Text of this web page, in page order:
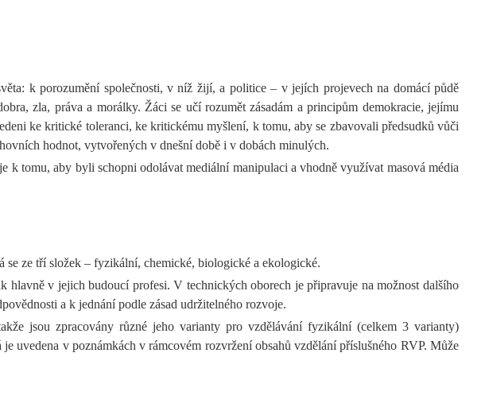
k porozumění společnosti, v níž žijí, a politice – v jejích projevech na domácí půdě
zla, práva a morálky. Žáci se učí rozumět zásadám a principům demokracie, jejímu
ke kritické toleranci, ke kritickému myšlení, k tomu, aby se zbavovali předsudků vůči
hodnot, vytvořených v dnešní době i v dobách minulých.
k tomu, aby byli schopni odolávat mediální manipulaci a vhodně využívat masová média
ze tří složek – fyzikální, chemické, biologické a ekologické.
v jejich budoucí profesi. V technických oborech je připravuje na možnost dalšího
a k jednání podle zásad udržitelného rozvoje.
jsou zpracovány různé jeho varianty pro vzdělávání fyzikální (celkem 3 varianty)
uvedena v poznámkách v rámcovém rozvržení obsahů vzdělání příslušného RVP. Může